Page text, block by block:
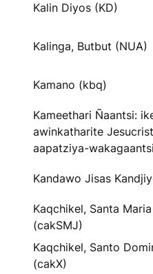
Kalin Diyos (KD)
Kalinga, Butbut (NUA)
Kamano (kbq)
Kameethari Ñaantsi:
awinkatharite
aapatziya-
Kandawo Jisas
Kaqchikel, Santa
(cakSMJ)
Kaqchikel, Santo
(cakX)